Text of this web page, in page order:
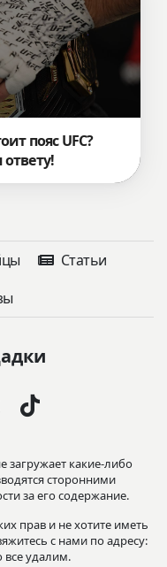
пояс UFC?
Статьи
загружает какие-либо
сторонними
за его содержание.
прав и не хотите иметь
с нами по адресу:
удалим.